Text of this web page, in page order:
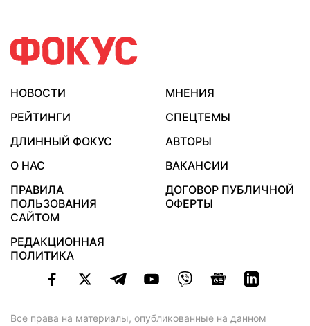
НОВОСТИ
МНЕНИЯ
РЕЙТИНГИ
СПЕЦТЕМЫ
ДЛИННЫЙ ФОКУС
АВТОРЫ
О НАС
ВАКАНСИИ
ПРАВИЛА
ПОЛЬЗОВАНИЯ
САЙТОМ
ДОГОВОР ПУБЛИЧНОЙ
ОФЕРТЫ
РЕДАКЦИОННАЯ
ПОЛИТИКА
Все права на материалы, опубликованные на данном